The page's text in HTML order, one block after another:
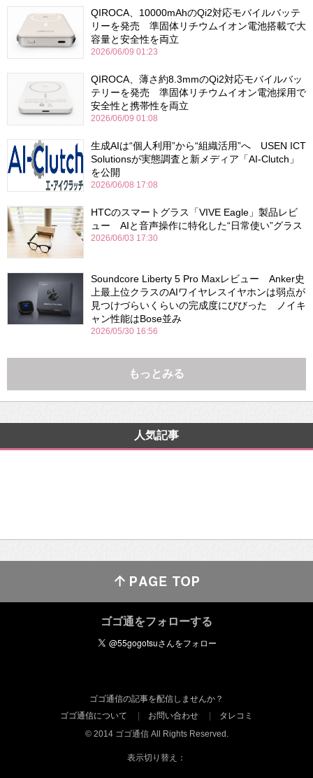
QIROCA、10000mAhのQi2対応モバイルバッテ
リーを発売 準固体リチウムイオン電池搭載で大
容量と安全性を両立
2026/06/09 01:23
QIROCA、薄さ約8.3mmのQi2対応モバイルバッ
テリーを発売 準固体リチウムイオン電池採用で
安全性と携帯性を両立
2026/06/09 01:08
生成AIは“個人利用”から“組織活用”へ USEN ICT
Solutionsが実態調査と新メディア「AI-Clutch」
を公開
2026/06/08 17:08
HTCのスマートグラス「VIVE Eagle」製品レビ
ュー AIと音声操作に特化した“日常使い”グラス
2026/06/03 17:30
Soundcore Liberty 5 Pro Maxレビュー Anker史
上最上位クラスのAIワイヤレスイヤホンは弱点が
見つけづらいくらいの完成度にびびった ノイキ
ャン性能はBose並み
2026/05/30 16:56
もっとみる
人気記事
ゴゴ通をフォローする
ゴゴ通信の記事を配信しませんか？
ゴゴ通信について
お問い合わせ
タレコミ
© 2014 ゴゴ通信 All Rights Reserved.
表示切り替え：